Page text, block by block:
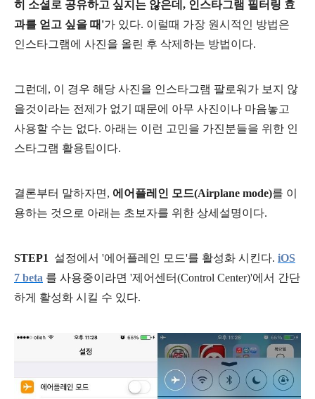
히 소셜로 공유하고 싶지는 않은데, 인스타그램 필터링 효
과를 얻고 싶을 때'가 있다. 이럴때 가장 원시적인 방법은
인스타그램에 사진을 올린 후 삭제하는 방법이다.
그런데, 이 경우 해당 사진을 인스타그램 팔로워가 보지 않
을것이라는 전제가 없기 때문에 아무 사진이나 마음놓고
사용할 수는 없다. 아래는 이런 고민을 가진분들을 위한 인
스타그램 활용팁이다.
결론부터 말하자면, 에어플레인 모드(Airplane mode)를 이
용하는 것으로 아래는 초보자를 위한 상세설명이다.
STEP1 설정에서 '에어플레인 모드'를 활성화 시킨다. iOS
7 beta 를 사용중이라면 '제어센터(Control Center)'에서 간단
하게 활성화 시킬 수 있다.